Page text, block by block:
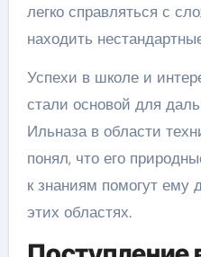
легко справляться с
находить
Успехи в школе и
стали основой для
Ильназа в области
понял, что его
к знаниям помогут ему
этих областях.